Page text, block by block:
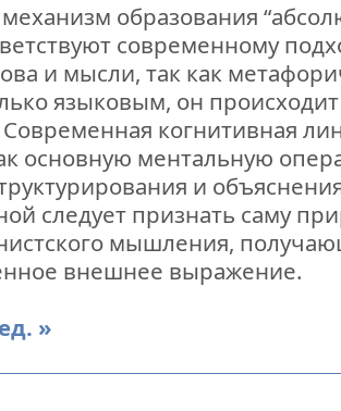
образования
современному
и мысли, так как
языковым, он
когнитивная
основную ментальную
и
следует признать саму
мышления,
внешнее выражение.
»